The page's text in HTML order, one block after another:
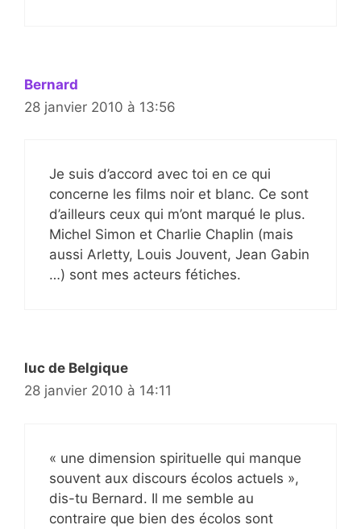
Bernard
28 janvier 2010 à 13:56
Je suis d’accord avec toi en ce qui
concerne les films noir et blanc. Ce sont
d’ailleurs ceux qui m’ont marqué le plus.
Michel Simon et Charlie Chaplin (mais
aussi Arletty, Louis Jouvent, Jean Gabin
…) sont mes acteurs fétiches.
luc de Belgique
28 janvier 2010 à 14:11
« une dimension spirituelle qui manque
souvent aux discours écolos actuels »,
dis-tu Bernard. Il me semble au
contraire que bien des écolos sont